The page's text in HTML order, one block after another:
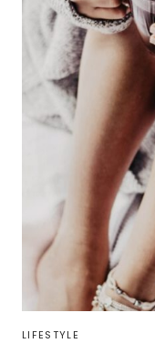
LIFESTYLE